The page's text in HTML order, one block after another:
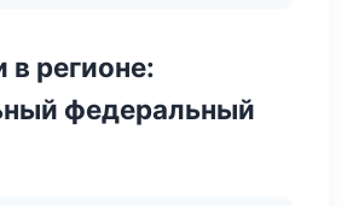
в регионе:
федеральный